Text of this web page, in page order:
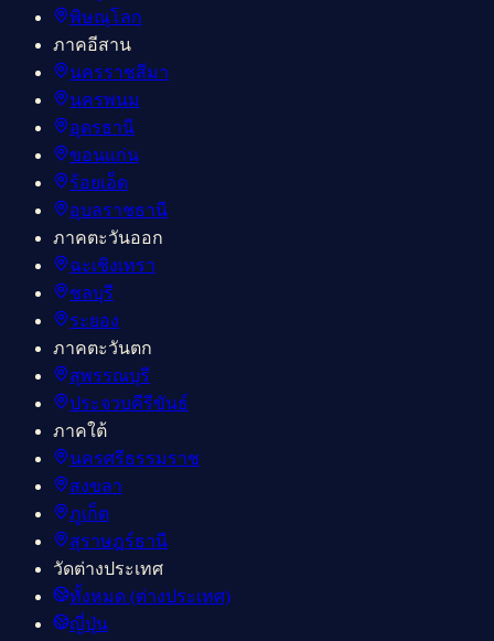
พิษณุโลก
ภาคอีสาน
นครราชสีมา
นครพนม
อุดรธานี
ขอนแก่น
ร้อยเอ็ด
อุบลราชธานี
ภาคตะวันออก
ฉะเชิงเทรา
ชลบุรี
ระยอง
ภาคตะวันตก
สุพรรณบุรี
ประจวบคีรีขันธ์
ภาคใต้
นครศรีธรรมราช
สงขลา
ภูเก็ต
สุราษฎร์ธานี
วัดต่างประเทศ
ทั้งหมด (ต่างประเทศ)
ญี่ปุ่น